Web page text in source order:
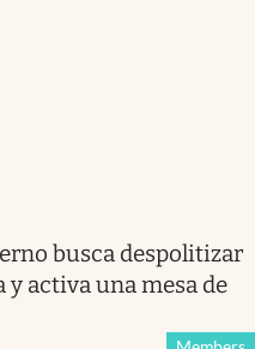
busca despolitizar
y activa una mesa de